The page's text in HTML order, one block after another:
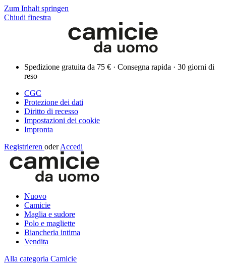
Zum Inhalt springen
Chiudi finestra
Spedizione gratuita da 75 € · Consegna rapida · 30 giorni di
reso
CGC
Protezione dei dati
Diritto di recesso
Impostazioni dei cookie
Impronta
Registrieren oder Accedi
Nuovo
Camicie
Maglia e sudore
Polo e magliette
Biancheria intima
Vendita
Alla categoria Camicie